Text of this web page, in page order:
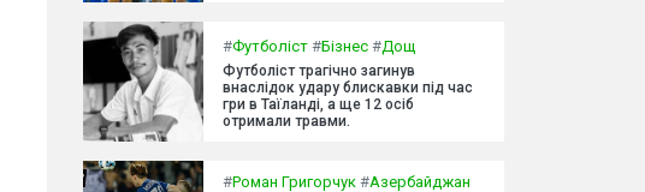
#Футболіст #Бізнес #Дощ
Футболіст трагічно загинув
внаслідок удару блискавки під час
гри в Таїланді, а ще 12 осіб
отримали травми.
#Роман Григорчук #Азербайджан